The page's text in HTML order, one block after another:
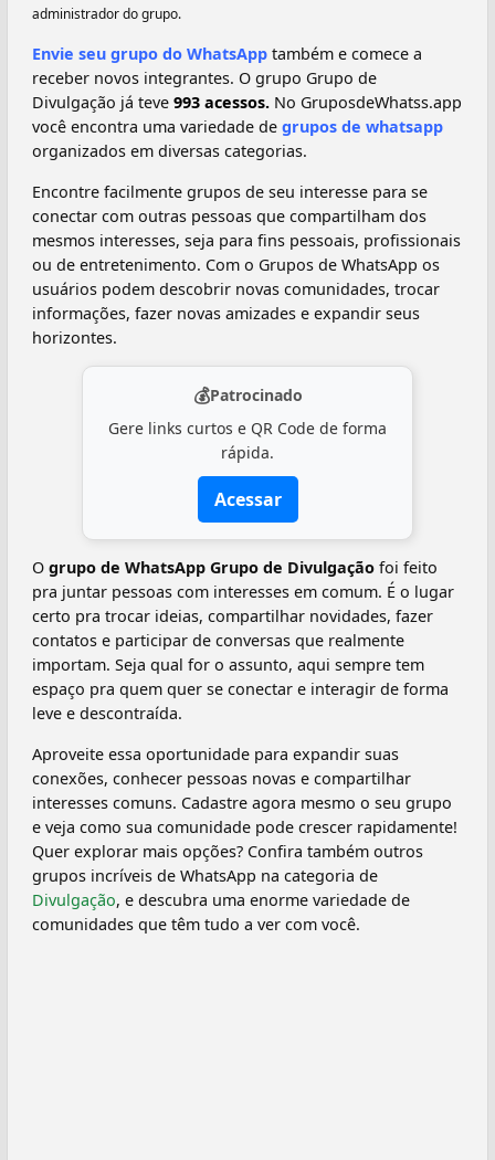
administrador do grupo.
Envie seu grupo do WhatsApp também e comece a
receber novos integrantes. O grupo Grupo de
Divulgação já teve 993 acessos. No GruposdeWhatss.app
você encontra uma variedade de grupos de whatsapp
organizados em diversas categorias.
Encontre facilmente grupos de seu interesse para se
conectar com outras pessoas que compartilham dos
mesmos interesses, seja para fins pessoais, profissionais
ou de entretenimento. Com o Grupos de WhatsApp os
usuários podem descobrir novas comunidades, trocar
informações, fazer novas amizades e expandir seus
horizontes.
💰Patrocinado
Gere links curtos e QR Code de forma
rápida.
Acessar
O grupo de WhatsApp Grupo de Divulgação foi feito
pra juntar pessoas com interesses em comum. É o lugar
certo pra trocar ideias, compartilhar novidades, fazer
contatos e participar de conversas que realmente
importam. Seja qual for o assunto, aqui sempre tem
espaço pra quem quer se conectar e interagir de forma
leve e descontraída.
Aproveite essa oportunidade para expandir suas
conexões, conhecer pessoas novas e compartilhar
interesses comuns. Cadastre agora mesmo o seu grupo
e veja como sua comunidade pode crescer rapidamente!
Quer explorar mais opções? Confira também outros
grupos incríveis de WhatsApp na categoria de
Divulgação, e descubra uma enorme variedade de
comunidades que têm tudo a ver com você.